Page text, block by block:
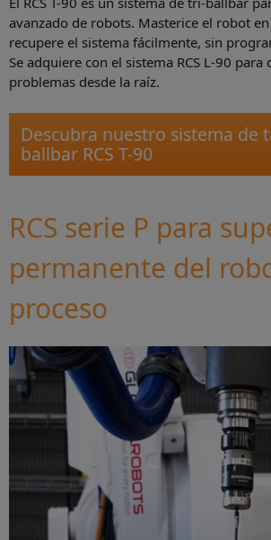
avanzado de robots. Masterice el robot
recupere el sistema fácilmente, sin
Se adquiere con el sistema RCS L-90 para
problemas desde la raíz.
Descubra nuestro sistema de
ballbar RCS T-90
RCS serie P para
permanente del
proceso